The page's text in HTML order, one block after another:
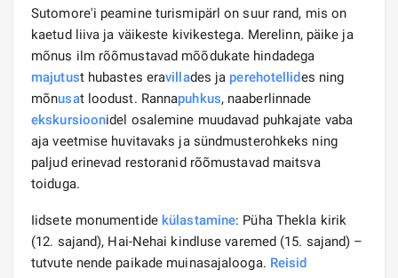
Sutomore'i peamine turismipärl on suur rand, mis on
kaetud liiva ja väikeste kivikestega. Merelinn, päike ja
mõnus ilm rõõmustavad mõõdukate hindadega
majutust hubastes eravillades ja perehotellides ning
mõnusat loodust. Rannapuhkus, naaberlinnade
ekskursioonidel osalemine muudavad puhkajate vaba
aja veetmise huvitavaks ja sündmusterohkeks ning
paljud erinevad restoranid rõõmustavad maitsva
toiduga.
Iidsete monumentide külastamine: Püha Thekla kirik
(12. sajand), Hai-Nehai kindluse varemed (15. sajand) –
tutvute nende paikade muinasajalooga. Reisid